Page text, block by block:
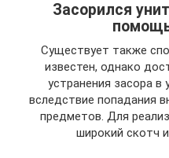
Засорился
Существует также
известен, однако
устранения засора в
вследствие попадания
предметов. Для
широкий скотч